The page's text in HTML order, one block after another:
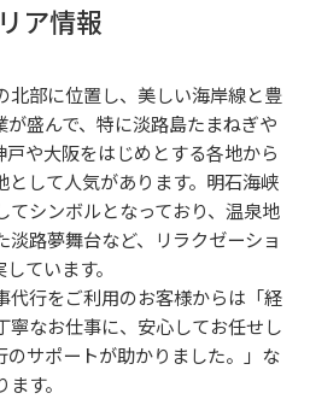
ア情報
北部に位置し、美しい海岸線と豊
盛んで、特に淡路島たまねぎや
や大阪をはじめとする各地から
として人気があります。明石海峡
てシンボルとなっており、温泉地
路夢舞台など、リラクゼーショ
ています。
代行をご利用のお客様からは「経
寧なお仕事に、安心してお任せし
のサポートが助かりました。」な
す。